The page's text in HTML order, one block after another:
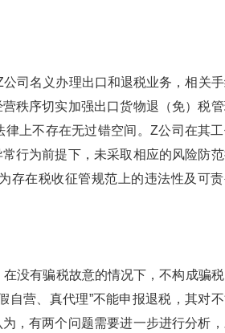
司名义办理出口和退税业务，相关
秩序切实加强出口货物退（免）税
律上不存在无过错空间。Z公司在其
行为前提下，未采取相应的风险防
存在税收征管规范上的违法性及可
没有骗税故意的情况下，不构成骗税
自营、真代理”不能申报退税，其对
，有两个问题需要进一步进行分析